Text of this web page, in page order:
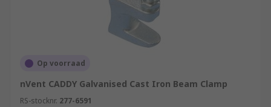
Op voorraad
nVent CADDY Galvanised Cast Iron Beam Clamp
RS-stocknr. 277-6591